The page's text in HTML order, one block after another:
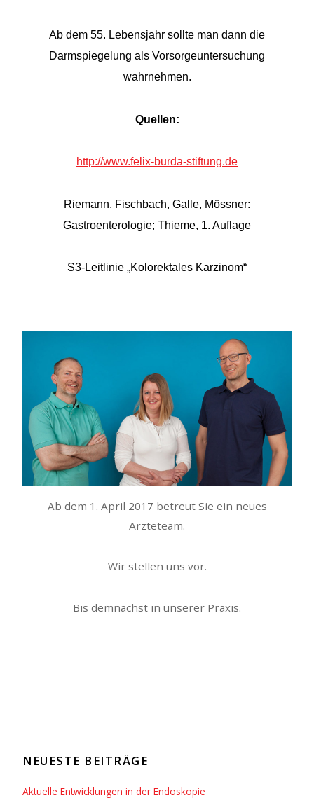
Ab dem 55. Lebensjahr sollte man dann die
Darmspiegelung als Vorsorgeuntersuchung
wahrnehmen.
Quellen:
http://www.felix-burda-stiftung.de
Riemann, Fischbach, Galle, Mössner:
Gastroenterologie; Thieme, 1. Auflage
S3-Leitlinie „Kolorektales Karzinom“
Ab dem 1. April 2017 betreut Sie ein neues
Ärzteteam.
Wir stellen uns vor.
Bis demnächst in unserer Praxis.
NEUESTE BEITRÄGE
Aktuelle Entwicklungen in der Endoskopie